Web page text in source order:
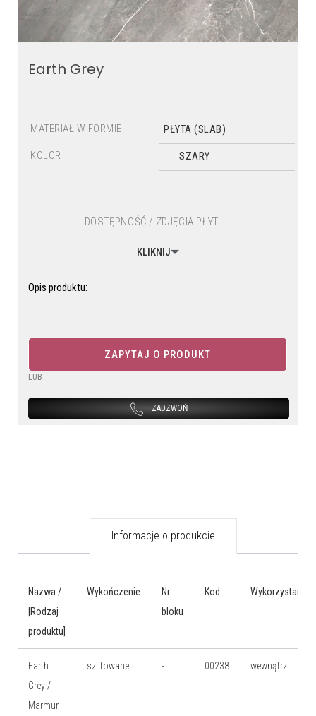
Earth Grey
MATERIAŁ W FORMIE PŁYTA (SLAB)
KOLOR SZARY
DOSTĘPNOŚĆ / ZDJĘCIA PŁYT
KLIKNIJ
Opis produktu:
ZAPYTAJ O PRODUKT
LUB
ZADZWOŃ
Informacje o produkcie
Nazwa /
[Rodzaj
produktu]
Wykończenie
Nr
bloku
Kod Wykorzystanie
Earth
Grey /
Marmur
szlifowane - 00238 wewnątrz